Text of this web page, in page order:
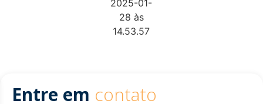
Entre em contato